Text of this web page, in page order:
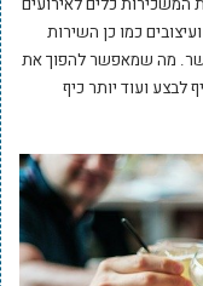
המשכירות כלים לאירועים
כמו כן השירות
מה שמאפשר להפוך את
לבצע ועוד יותר כיף